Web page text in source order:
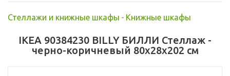
Стеллажи и книжные шкафы - Книжные шкафы
IKEA 90384230 BILLY БИЛЛИ Стеллаж -
черно-коричневый 80x28x202 см